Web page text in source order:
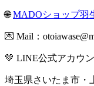
🌐MADOショップ羽
💌 Mail：
💚 LINE公式アカウ
埼玉県さいたま市・